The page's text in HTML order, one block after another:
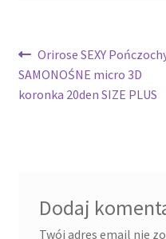
Nawigacja
wpisu
Poprzedni
wpis:
Orirose SEXY
SAMONOŚNE micro 3D
koronka 20den SIZE PLUS
Dodaj
Twój adres email nie